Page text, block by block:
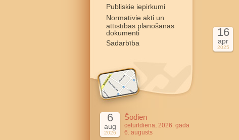
Publiskie iepirkumi
Normatīvie akti un
attīstības plānošanas
dokumenti
Sadarbība
6
aug
2026
Šodien
ceturtdiena, 2026. gada
6. augusts
16
apr
2025